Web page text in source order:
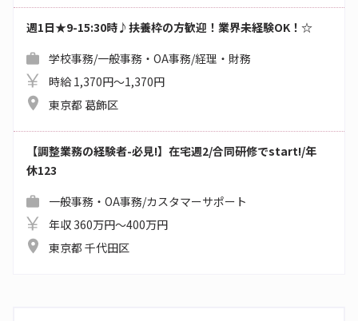
週1日★9-15:30時♪扶養枠の方歓迎！業界未経験OK！☆
学校事務/一般事務・OA事務/経理・財務
時給 1,370円～1,370円
東京都 葛飾区
【調整業務の経験者-必見!】在宅週2/合同研修でstart!/年
休123
一般事務・OA事務/カスタマーサポート
年収 360万円～400万円
東京都 千代田区